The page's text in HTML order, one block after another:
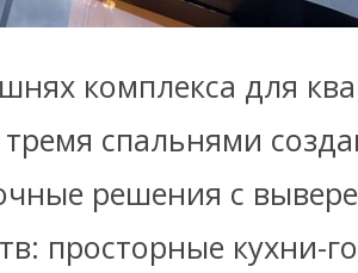
комплекса для
спальнями
решения с
просторные кухни-